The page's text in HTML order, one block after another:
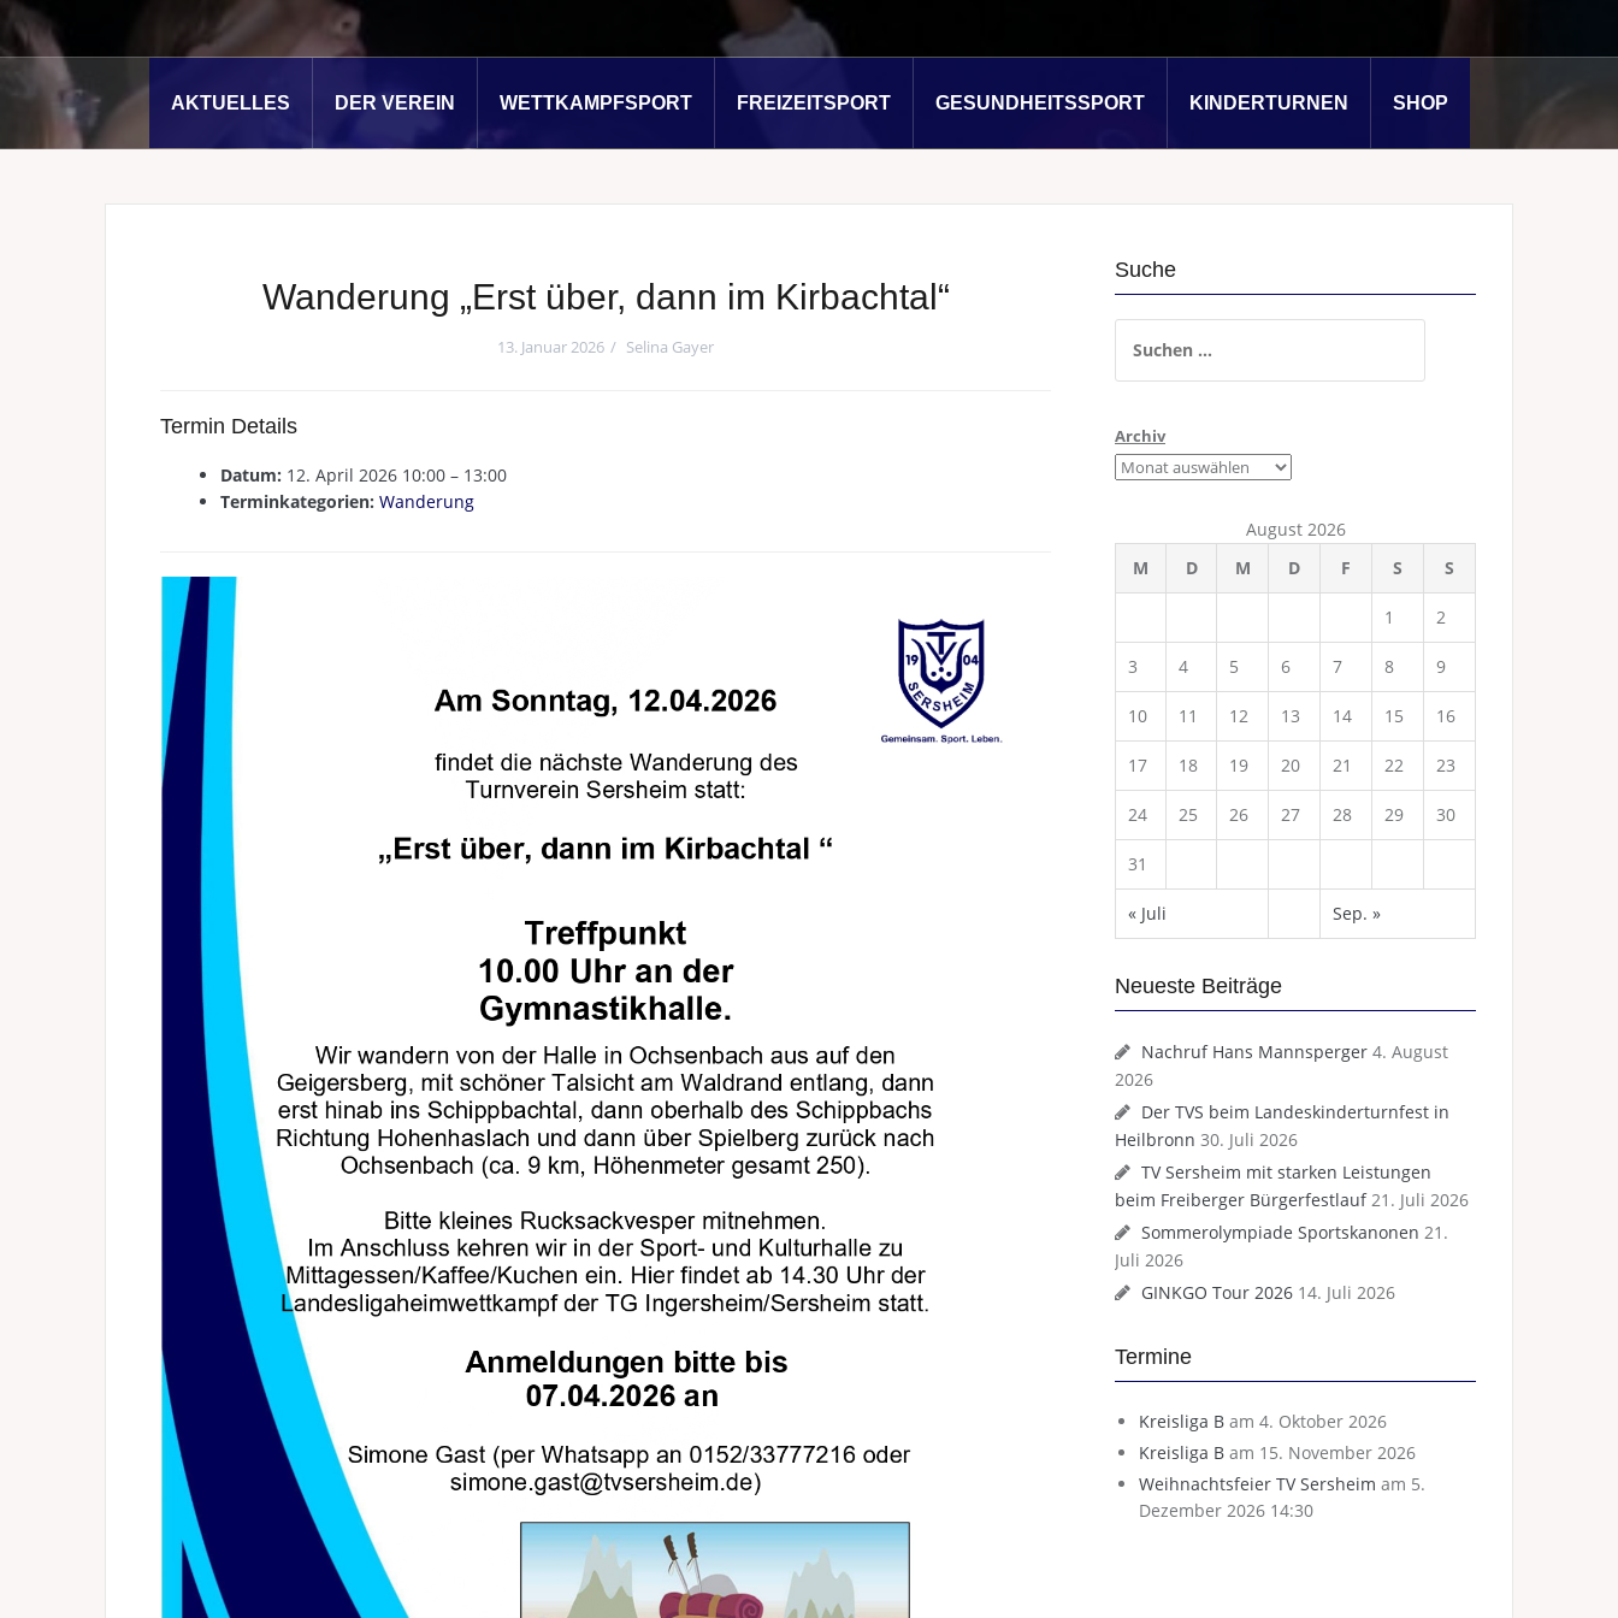
AKTUELLES DER VEREIN WETTKAMPFSPORT FREIZEITSPORT GESUNDHEITSSPORT KINDERTURNEN SHOP
Wanderung „Erst über, dann im Kirbachtal“
13. Januar 2026 Selina Gayer
Termin Details
Datum: 12. April 2026 10:00 – 13:00
Terminkategorien: Wanderung
Suche
nach:
Archiv
August 2026
M
D M D F S S
1 2
3 4 5 6 7 8 9
10 11 12 13 14 15 16
17 18 19 20 21 22 23
24 25 26 27 28 29 30
31
« Juli Sep. »
Neueste Beiträge
Nachruf Hans Mannsperger 4. August
2026
Der TVS beim Landeskinderturnfest in
Heilbronn 30. Juli 2026
TV Sersheim mit starken Leistungen
beim Freiberger Bürgerfestlauf 21. Juli 2026
Sommerolympiade Sportskanonen 21.
Juli 2026
GINKGO Tour 2026 14. Juli 2026
Termine
Kreisliga B am 4. Oktober 2026
Kreisliga B am 15. November 2026
Weihnachtsfeier TV Sersheim am 5.
Dezember 2026 14:30